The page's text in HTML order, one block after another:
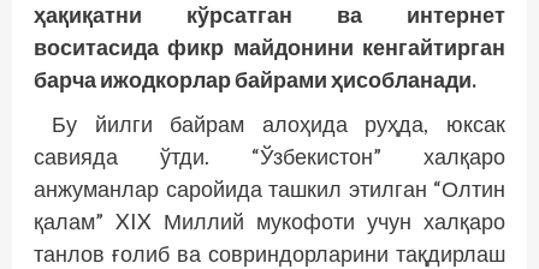
ҳақиқатни кўрсатган ва интернет
воситасида фикр майдонини кенгайтирган
барча ижодкорлар байрами ҳисобланади.
Бу йилги байрам алоҳида руҳда, юксак
савияда ўтди. “Ўзбекистон” халқаро
анжуманлар саройида ташкил этилган “Олтин
қалам” XIX Миллий мукофоти учун халқаро
танлов ғолиб ва совриндорларини тақдирлаш